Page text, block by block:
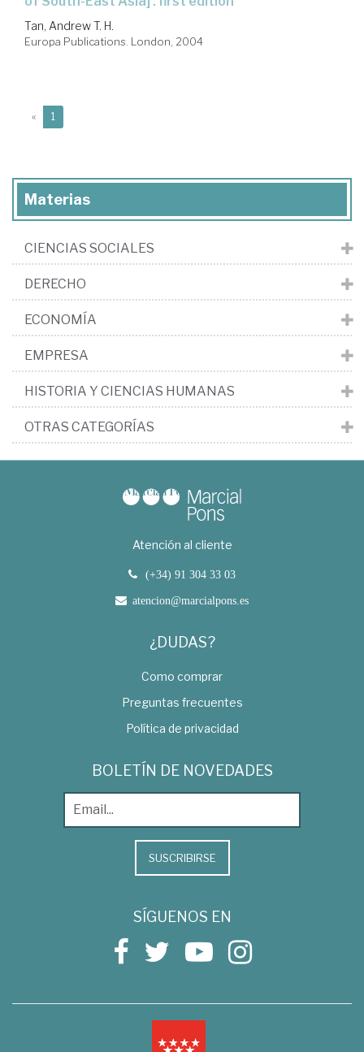
Tan, Andrew T. H.
Europa Publications. London, 2004
« 1
Materias
CIENCIAS SOCIALES
DERECHO
ECONOMÍA
EMPRESA
HISTORIA Y CIENCIAS HUMANAS
OTRAS CATEGORÍAS
Atención al cliente
(+34) 91 304 33 03
atencion@marcialpons.es
¿DUDAS?
Como comprar
Preguntas frecuentes
Política de privacidad
BOLETÍN DE NOVEDADES
SUSCRIBIRSE
SÍGUENOS EN